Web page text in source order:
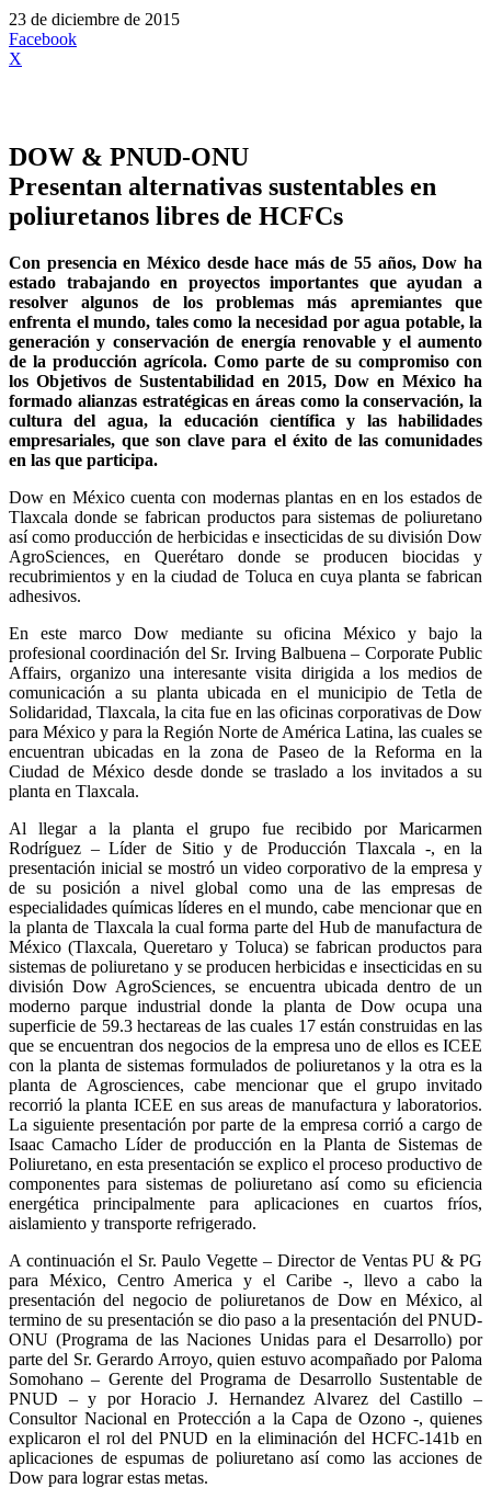
23 de diciembre de 2015
Facebook
X
DOW & PNUD-ONU
Presentan alternativas sustentables en
poliuretanos libres de HCFCs
Con presencia en México desde hace más de 55 años, Dow ha
estado trabajando en proyectos importantes que ayudan a
resolver algunos de los problemas más apremiantes que
enfrenta el mundo, tales como la necesidad por agua potable, la
generación y conservación de energía renovable y el aumento
de la producción agrícola. Como parte de su compromiso con
los Objetivos de Sustentabilidad en 2015, Dow en México ha
formado alianzas estratégicas en áreas como la conservación, la
cultura del agua, la educación científica y las habilidades
empresariales, que son clave para el éxito de las comunidades
en las que participa.
Dow en México cuenta con modernas plantas en en los estados de
Tlaxcala donde se fabrican productos para sistemas de poliuretano
así como producción de herbicidas e insecticidas de su división Dow
AgroSciences, en Querétaro donde se producen biocidas y
recubrimientos y en la ciudad de Toluca en cuya planta se fabrican
adhesivos.
En este marco Dow mediante su oficina México y bajo la
profesional coordinación del Sr. Irving Balbuena – Corporate Public
Affairs, organizo una interesante visita dirigida a los medios de
comunicación a su planta ubicada en el municipio de Tetla de
Solidaridad, Tlaxcala, la cita fue en las oficinas corporativas de Dow
para México y para la Región Norte de América Latina, las cuales se
encuentran ubicadas en la zona de Paseo de la Reforma en la
Ciudad de México desde donde se traslado a los invitados a su
planta en Tlaxcala.
Al llegar a la planta el grupo fue recibido por Maricarmen
Rodríguez – Líder de Sitio y de Producción Tlaxcala -, en la
presentación inicial se mostró un video corporativo de la empresa y
de su posición a nivel global como una de las empresas de
especialidades químicas líderes en el mundo, cabe mencionar que en
la planta de Tlaxcala la cual forma parte del Hub de manufactura de
México (Tlaxcala, Queretaro y Toluca) se fabrican productos para
sistemas de poliuretano y se producen herbicidas e insecticidas en su
división Dow AgroSciences, se encuentra ubicada dentro de un
moderno parque industrial donde la planta de Dow ocupa una
superficie de 59.3 hectareas de las cuales 17 están construidas en las
que se encuentran dos negocios de la empresa uno de ellos es ICEE
con la planta de sistemas formulados de poliuretanos y la otra es la
planta de Agrosciences, cabe mencionar que el grupo invitado
recorrió la planta ICEE en sus areas de manufactura y laboratorios.
La siguiente presentación por parte de la empresa corrió a cargo de
Isaac Camacho Líder de producción en la Planta de Sistemas de
Poliuretano, en esta presentación se explico el proceso productivo de
componentes para sistemas de poliuretano así como su eficiencia
energética principalmente para aplicaciones en cuartos fríos,
aislamiento y transporte refrigerado.
A continuación el Sr. Paulo Vegette – Director de Ventas PU & PG
para México, Centro America y el Caribe -, llevo a cabo la
presentación del negocio de poliuretanos de Dow en México, al
termino de su presentación se dio paso a la presentación del PNUD-
ONU (Programa de las Naciones Unidas para el Desarrollo) por
parte del Sr. Gerardo Arroyo, quien estuvo acompañado por Paloma
Somohano – Gerente del Programa de Desarrollo Sustentable de
PNUD – y por Horacio J. Hernandez Alvarez del Castillo –
Consultor Nacional en Protección a la Capa de Ozono -, quienes
explicaron el rol del PNUD en la eliminación del HCFC-141b en
aplicaciones de espumas de poliuretano así como las acciones de
Dow para lograr estas metas.